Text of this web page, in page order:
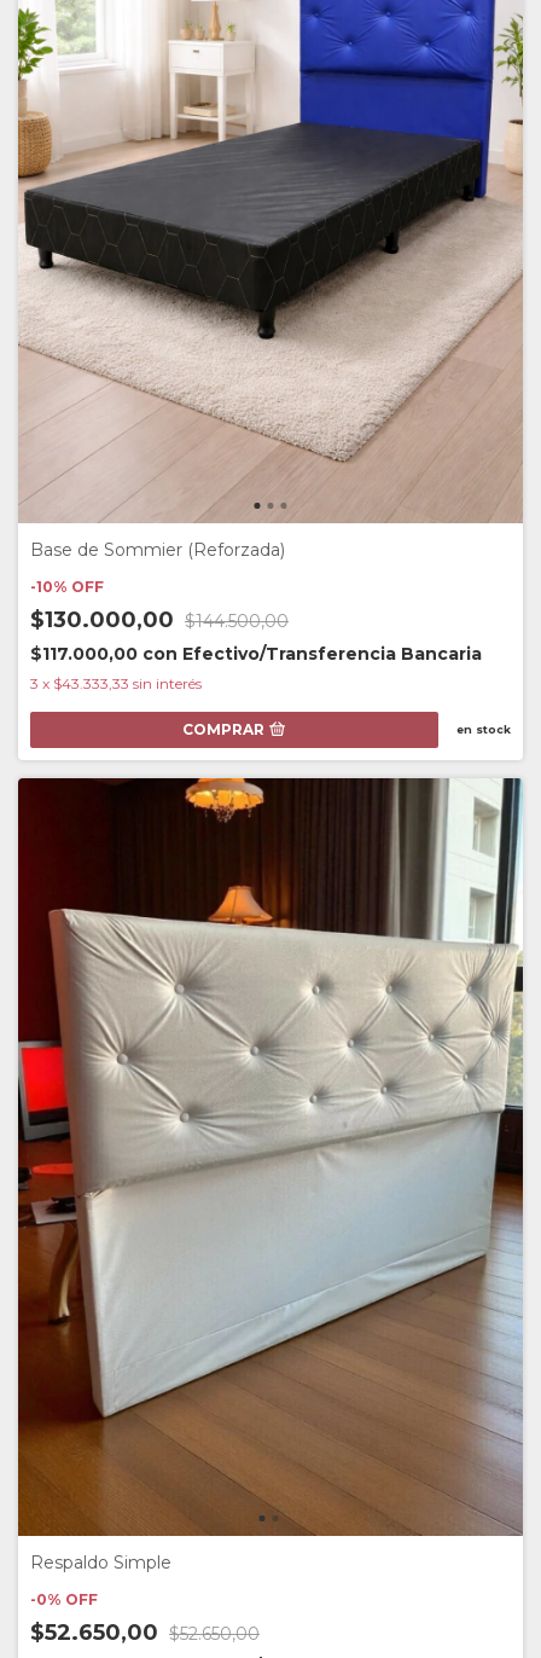
Base de Sommier (Reforzada)
-10% OFF
$130.000,00 $144.500,00
$117.000,00 con Efectivo/Transferencia Bancaria
3 x $43.333,33 sin interés
COMPRAR en stock
Respaldo Simple
-0% OFF
$52.650,00 $52.650,00